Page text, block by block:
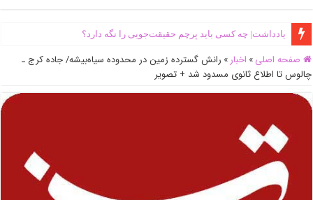
یادداشت| ‌چه کسی باید پرچم حقیقت‌جویی را نگه دارد؟
صفحه اصلی » اخبار » رانش گسترده زمین در محدوده سیاه‌بیشه/ جاده کرج ـ
چالوس تا اطلاع ثانوی مسدود شد + تصویر